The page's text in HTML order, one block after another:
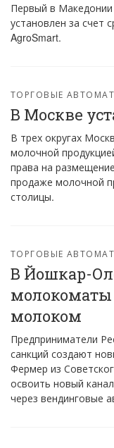
Первый в
установлен за счет
AgroSmart.
ТОРГОВЫЕ
В Москве
В трех округах
молочной
права на
продаже молочной
столицы.
ТОРГОВЫЕ
В Йошкар-
молоком
Предприниматели
санкций создают
Фермер из
освоить новый
через вендинговые